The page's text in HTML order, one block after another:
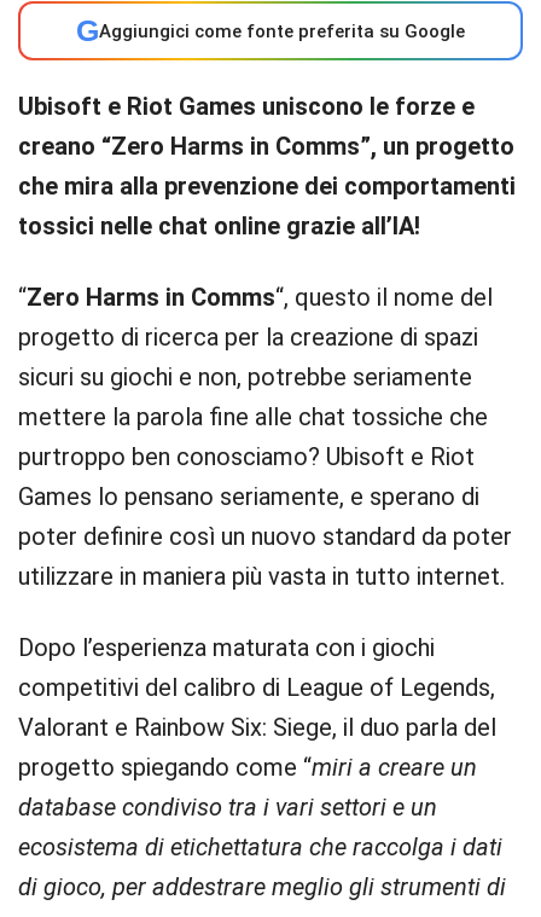
GAggiungici come fonte preferita su Google
Ubisoft e Riot Games uniscono le forze e
creano “Zero Harms in Comms”, un progetto
che mira alla prevenzione dei comportamenti
tossici nelle chat online grazie all’IA!
“Zero Harms in Comms“, questo il nome del
progetto di ricerca per la creazione di spazi
sicuri su giochi e non, potrebbe seriamente
mettere la parola fine alle chat tossiche che
purtroppo ben conosciamo? Ubisoft e Riot
Games lo pensano seriamente, e sperano di
poter definire così un nuovo standard da poter
utilizzare in maniera più vasta in tutto internet.
Dopo l’esperienza maturata con i giochi
competitivi del calibro di League of Legends,
Valorant e Rainbow Six: Siege, il duo parla del
progetto spiegando come “miri a creare un
database condiviso tra i vari settori e un
ecosistema di etichettatura che raccolga i dati
di gioco, per addestrare meglio gli strumenti di